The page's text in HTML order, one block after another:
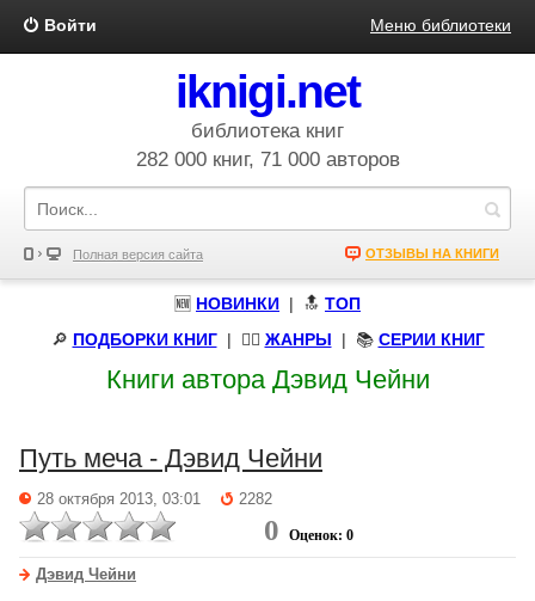
Войти Меню библиотеки
iknigi.net
библиотека книг
282 000 книг, 71 000 авторов
Полная версия сайта ОТЗЫВЫ НА КНИГИ
🆕 НОВИНКИ | 🔝 ТОП
🔎 ПОДБОРКИ КНИГ| 🧝‍♀️ ЖАНРЫ | 📚 СЕРИИ КНИГ
Книги автора Дэвид Чейни
Путь меча - Дэвид Чейни
28 октября 2013, 03:01 2282
0 Оценок: 0
Дэвид Чейни